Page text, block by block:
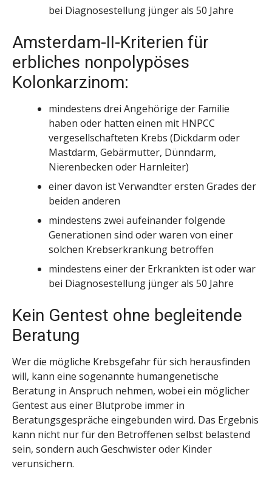
bei Diagnosestellung jünger als 50 Jahre
Amsterdam-II-Kriterien für
erbliches nonpolypöses
Kolonkarzinom:
mindestens drei Angehörige der Familie
haben oder hatten einen mit HNPCC
vergesellschafteten Krebs (Dickdarm oder
Mastdarm, Gebärmutter, Dünndarm,
Nierenbecken oder Harnleiter)
einer davon ist Verwandter ersten Grades der
beiden anderen
mindestens zwei aufeinander folgende
Generationen sind oder waren von einer
solchen Krebserkrankung betroffen
mindestens einer der Erkrankten ist oder war
bei Diagnosestellung jünger als 50 Jahre
Kein Gentest ohne begleitende
Beratung
Wer die mögliche Krebsgefahr für sich herausfinden
will, kann eine sogenannte humangenetische
Beratung in Anspruch nehmen, wobei ein möglicher
Gentest aus einer Blutprobe immer in
Beratungsgespräche eingebunden wird. Das Ergebnis
kann nicht nur für den Betroffenen selbst belastend
sein, sondern auch Geschwister oder Kinder
verunsichern.